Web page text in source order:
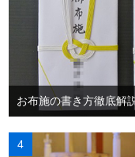
お布施の書き方徹底解